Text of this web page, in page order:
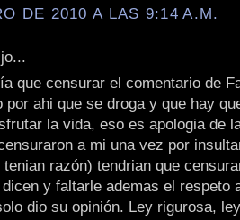
DE 2010 A LAS 9:14 A.M.
que censurar el comentario de
por ahi que se droga y que hay
la vida, eso es apologia de
a mi una vez por
tenian razón) tendrian que
y faltarle ademas el respeto
dio su opinión. Ley rigurosa,